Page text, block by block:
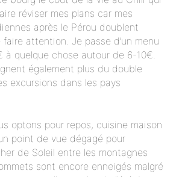
réviser mes plans car mes
après le Pérou doublent
faire attention. Je passe d’un menu
à quelque chose autour de 6-10€.
également plus du double
excursions dans les pays
optons pour repos, cuisine maison
point de vue dégagé pour
de Soleil entre les montagnes
sont encore enneigés malgré